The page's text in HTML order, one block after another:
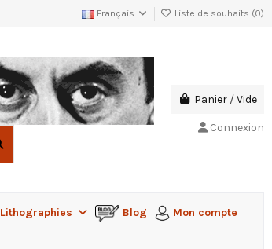
Français Liste de souhaits (0)
Panier /Vide
Connexion
Lithographies Blog Mon compte